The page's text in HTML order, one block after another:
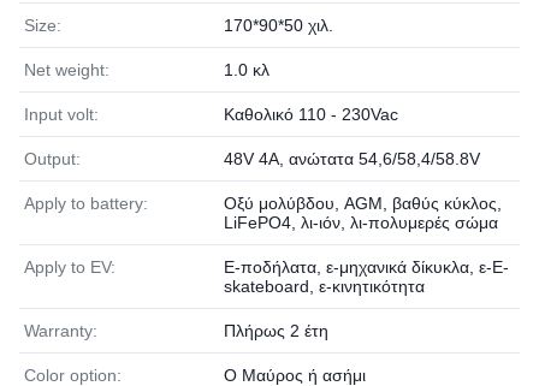
Size: 170*90*50 χιλ.
Net weight: 1.0 κλ
Input volt: Καθολικό 110 - 230Vac
Output: 48V 4A, ανώτατα 54,6/58,4/58.8V
Apply to battery:
Οξύ μολύβδου, AGM, βαθύς κύκλος,
LiFePO4, λι-ιόν, λι-πολυμερές σώμα
Apply to EV:
Ε-ποδήλατα, ε-μηχανικά δίκυκλα, ε-E-
skateboard, ε-κινητικότητα
Warranty: Πλήρως 2 έτη
Color option: Ο Μαύρος ή ασήμι